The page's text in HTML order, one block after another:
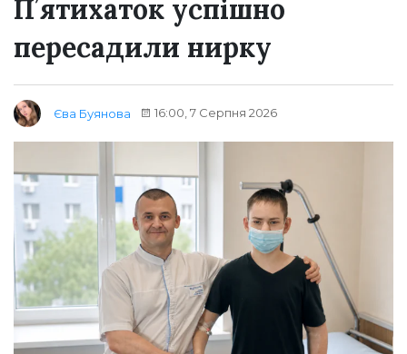
Пʼятихаток успішно
пересадили нирку
Єва Буянова 16:00, 7 Серпня 2026